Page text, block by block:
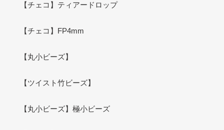
【チェコ】ティアードロップ
【チェコ】FP4mm
【丸小ビーズ】
【ツイスト竹ビーズ】
【丸小ビーズ】極小ビーズ